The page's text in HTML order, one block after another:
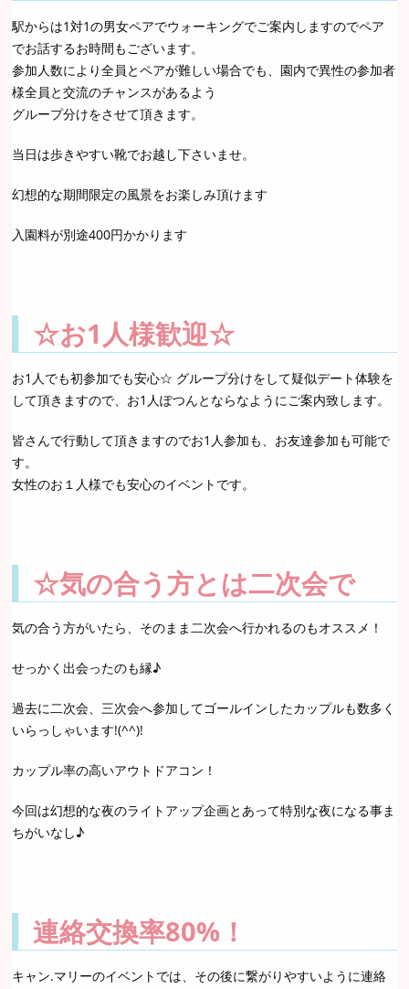
駅からは1対1の男女ペアでウォーキングでご案内しますのでペア
でお話するお時間もございます。
参加人数により全員とペアが難しい場合でも、園内で異性の参加者
様全員と交流のチャンスがあるよう
グループ分けをさせて頂きます。
当日は歩きやすい靴でお越し下さいませ。
幻想的な期間限定の風景をお楽しみ頂けます
入園料が別途400円かかります
☆お1人様歓迎☆
お1人でも初参加でも安心☆ グループ分けをして疑似デート体験を
して頂きますので、お1人ぽつんとならなようにご案内致します。
皆さんで行動して頂きますのでお1人参加も、お友達参加も可能で
す。
女性のお１人様でも安心のイベントです。
☆気の合う方とは二次会で
気の合う方がいたら、そのまま二次会へ行かれるのもオススメ！
せっかく出会ったのも縁♪
過去に二次会、三次会へ参加してゴールインしたカップルも数多く
いらっしゃいます!(^^)!
カップル率の高いアウトドアコン！
今回は幻想的な夜のライトアップ企画とあって特別な夜になる事ま
ちがいなし♪
連絡交換率80%！
キャン.マリーのイベントでは、その後に繋がりやすいように連絡